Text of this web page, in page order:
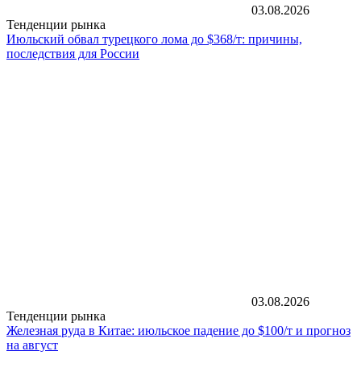
03.08.2026
Тенденции рынка
Июльский обвал турецкого лома до $368/т: причины,
последствия для России
03.08.2026
Тенденции рынка
Железная руда в Китае: июльское падение до $100/т и прогноз
на август